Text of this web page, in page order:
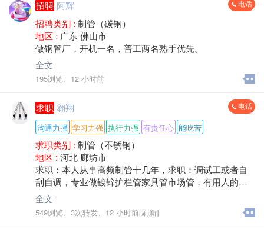
岗位职责
1、负责4条制管线日常生产管理、进度把控、品质管
控，稳定产出精密光亮管材；
2、负责设备点检、巡检、一二级保养，保障设备零故障
3、精通各机组结构原理，独立快速换模、自开自调，解
决成型、焊缝、内外刮疤等问题；
4、熟练判断管材圆度、光亮、焊缝品质，会做焊缝破坏
性试验；
5、熟悉激光焊缝跟踪、视觉校正调试，保证成品无刮
疤、无划伤；
6、可独立带班管理、统筹两班生产、落实车间生产任
务。
任职要求
招聘 阿辉 电话
招聘类别 : 制管（碳钢）
地区 : 广东 佛山市
做钢管厂，开机一名，普工两名熟手优先。
全文
195浏览、 12 小时前
求职 翱翔 电话
沟通力强 学习力强 执行力强 有责任心 能吃苦
求职类别 : 制管（不锈钢）
地区 : 河北 廊坊市
求职：本人从事高频制管十几年，求职：调试工或者自
刮自调，专业做镀锌护栏管家具管市场管，有用人的老
板请联系
全文
549浏览、 3次转发、 12 小时前[刷新]